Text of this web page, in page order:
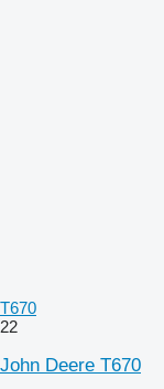
T670
22
John Deere T670